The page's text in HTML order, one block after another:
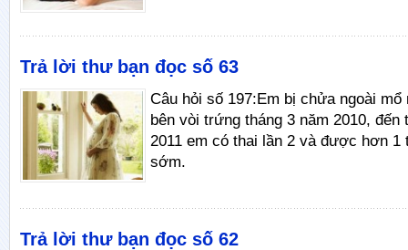
Trả lời thư bạn đọc số 63
Câu hỏi số 197:Em bị chửa ngoài mổ
bên vòi trứng tháng 3 năm 2010, đến
2011 em có thai lần 2 và được hơn 1
sớm.
Trả lời thư bạn đọc số 62